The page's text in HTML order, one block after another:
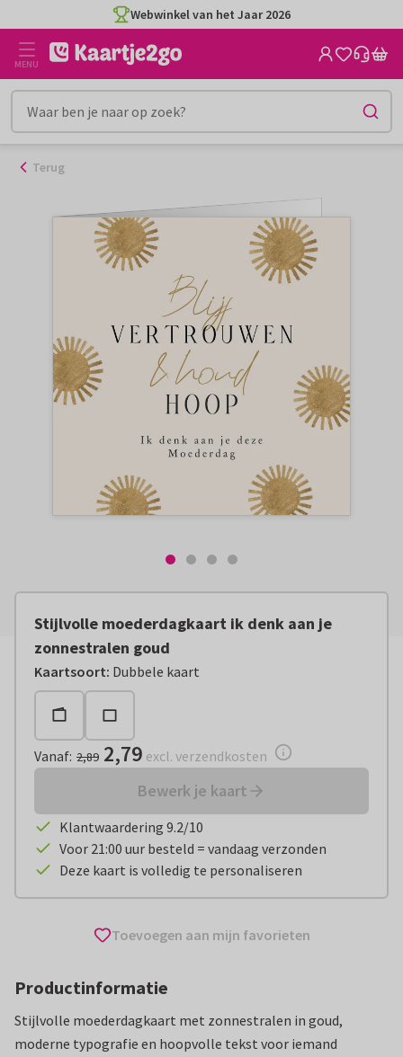
naar
inhoud
Webwinkel van het Jaar 2026
MENU
Terug
Stijlvolle moederdagkaart ik denk aan je
zonnestralen goud
Kaartsoort: Dubbele kaart
Vanaf:€ 2,79 excl. verzendkosten
Vanaf: 2,89 2,79 excl. verzendkosten
Bewerk je kaart
Klantwaardering 9.2/10
Voor 21:00 uur besteld = vandaag verzonden
Deze kaart is volledig te personaliseren
Toevoegen aan mijn favorieten
Productinformatie
Stijlvolle moederdagkaart met zonnestralen in goud,
moderne typografie en hoopvolle tekst voor iemand